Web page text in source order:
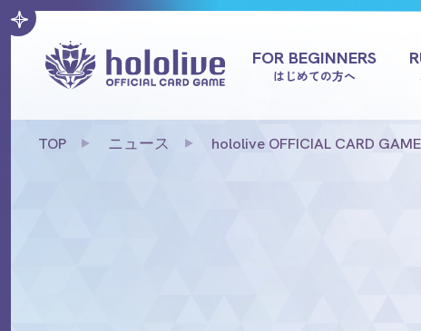
FOR BEGINNERS
はじめての方へ
TOP ニュース hololive OFFICIAL CARD